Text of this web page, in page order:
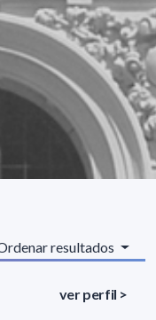
resultados
ver perfil >